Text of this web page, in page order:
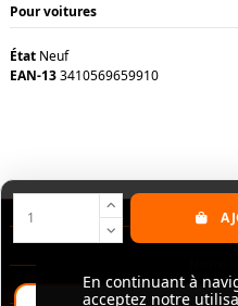
En continuant à
acceptez notre
Pour voitures
État Neuf
EAN-133410569659910
Nos
En continuant à
acceptez notre